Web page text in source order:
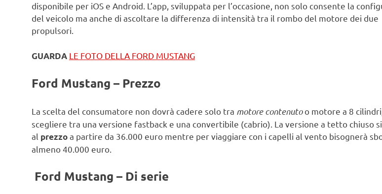
disponibile per iOS e Android. L’app, sviluppata per l’occasione, non solo consente la
del veicolo ma anche di ascoltare la differenza di intensità tra il rombo del motore dei due
propulsori.
GUARDA LE FOTO DELLA FORD MUSTANG
Ford Mustang – Prezzo
La scelta del consumatore non dovrà cadere solo tra motore contenutoo motore a 8
scegliere tra una versione fastback e una convertibile (cabrio). La versione a tetto chiuso
al prezzoa partire da 36.000 euro mentre per viaggiare con i capelli al vento bisognerà
almeno 40.000 euro.
Ford Mustang – Di serie